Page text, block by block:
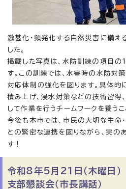
激甚化・頻発化する自然災害に備え
した。
掲載した写真は、水防訓練の項目の
す。この訓練では、水害時の水防対
対応体制の強化を図ります。具体的
積み上げ、浸水対策などの技術習得
して作業を行うチームワークを養う
今後も本市では、市民の大切な生命
との緊密な連携を図りながら、実の
す！
令和8年5月21日（木曜日
支部懇談会（市長講話）